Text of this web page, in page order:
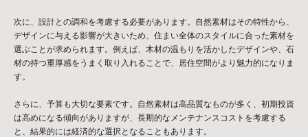
次に、設計との調和を考慮する必要があります。自然素材はその特性から、
デザインに与える影響が大きいため、住まい全体のスタイルに合った素材を
選ぶことが求められます。例えば、木材の温もりを活かしたデザインや、石
材の持つ重厚感をうまく取り入れることで、居住空間がより魅力的になりま
す。
さらに、予算も大切な要素です。自然素材は高品質なものが多く、初期投資
は高めになる傾向がありますが、長期的なメンテナンスコストを考慮する
と、結果的には経済的な選択となることもあります。